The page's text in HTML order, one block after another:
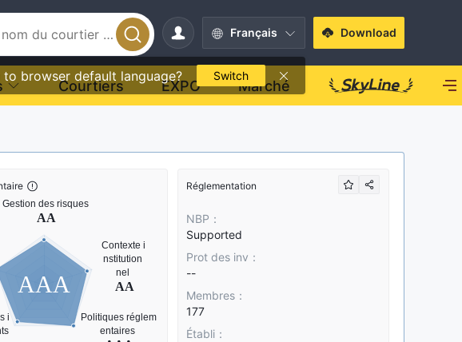
Français
to browser default language? Switch
Download
Courtiers EXPO Marché
AAA
Réglementation
NBP：
Supported
Prot des inv：
--
Membres：
177
Établi：